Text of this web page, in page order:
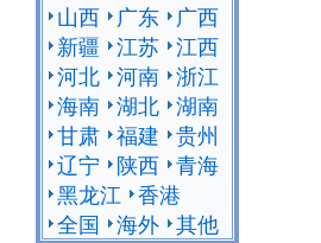
山西
广东
广西
新疆 江苏 江西
河北 河南 浙江
海南 湖北 湖南
甘肃 福建 贵州
辽宁
陕西 青海
黑龙江 香港
全国 海外 其他